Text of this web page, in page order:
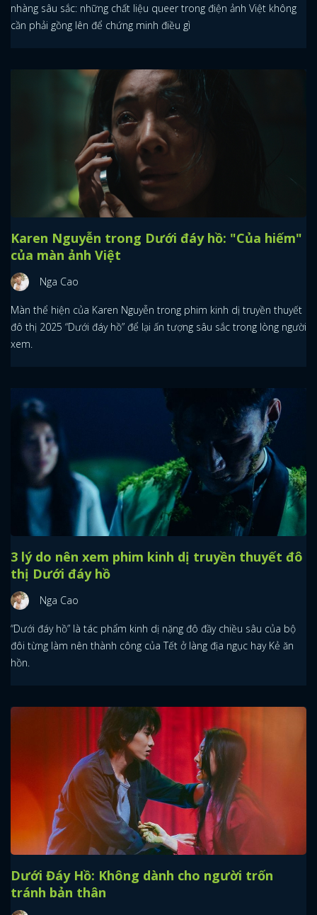
nhàng sâu sắc: những chất liệu queer trong điện ảnh Việt không
cần phải gồng lên để chứng minh điều gì
Karen Nguyễn trong Dưới đáy hồ: "Của hiếm"
của màn ảnh Việt
Nga Cao
Màn thể hiện của Karen Nguyễn trong phim kinh dị truyền thuyết
đô thị 2025 “Dưới đáy hồ” để lại ấn tượng sâu sắc trong lòng người
xem.
3 lý do nên xem phim kinh dị truyền thuyết đô
thị Dưới đáy hồ
Nga Cao
“Dưới đáy hồ” là tác phẩm kinh dị nặng đô đầy chiều sâu của bộ
đôi từng làm nên thành công của Tết ở làng địa ngục hay Kẻ ăn
hồn.
Dưới Đáy Hồ: Không dành cho người trốn
tránh bản thân